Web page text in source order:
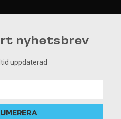
nyhetsbrev
uppdaterad